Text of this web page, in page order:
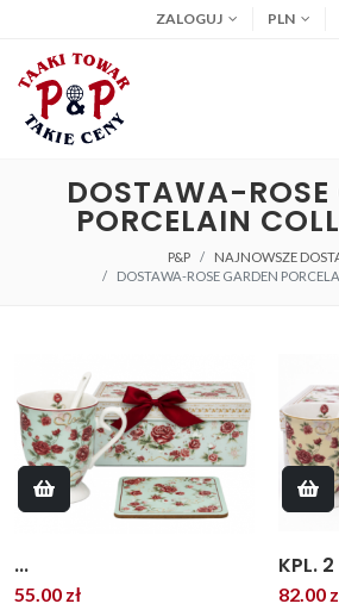
ZALOGUJ PLN
DOSTAWA-ROSE
PORCELAIN
P&P
NAJNOWSZE
DOSTAWA-ROSE GARDEN
...
55.00 zł
KPL.
82.00